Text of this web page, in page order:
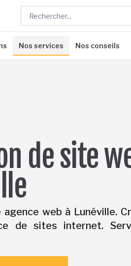
Nos services Nos conseils
de site
agence web à Lunéville.
de sites internet.